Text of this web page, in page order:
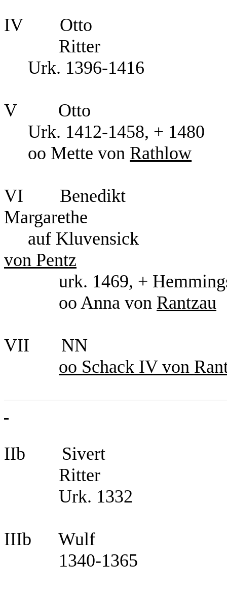
IV Otto
Ritter
Urk. 1396-1416
V Otto
Urk. 1412-1458, + 1480
oo Mette von Rathlow
VI
Margarethe
auf
von Pentz
urk. 1469, +
oo Anna von Rantzau
VII NN
oo Schack IV von
IIb Sivert
Ritter
Urk. 1332
IIIb Wulf
1340-1365